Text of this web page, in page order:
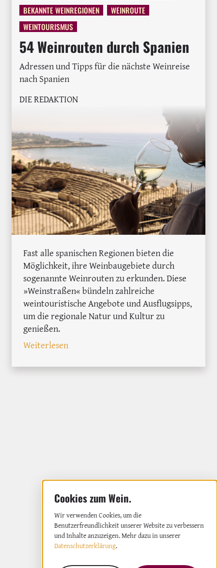
BEKANNTE WEINREGIONEN
WEINROUTE
WEINTOURISMUS
54 Weinrouten durch Spanien
Adressen und Tipps für die nächste Weinreise
nach Spanien
DIE REDAKTION
Fast alle spanischen Regionen bieten die
Möglichkeit, ihre Weinbaugebiete durch
sogenannte Weinrouten zu erkunden. Diese
»Weinstraßen« bündeln zahlreiche
weintouristische Angebote und Ausflugsipps,
um die regionale Natur und Kultur zu
genießen.
Weiterlesen
Wir verwenden Cookies, um die
Benutzerfreundlichkeit unserer Website zu verbessern
und Inhalte anzuzeigen. Mehr dazu in unserer
Datenschutzerklärung.